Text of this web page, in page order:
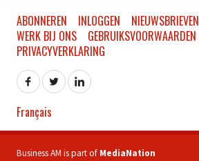
ABONNEREN INLOGGEN NIEUWSBRIEVEN
WERK BIJ ONS
GEBRUIKSVOORWAARDEN
PRIVACYVERKLARING
Français
Business AM is part of MediaNation